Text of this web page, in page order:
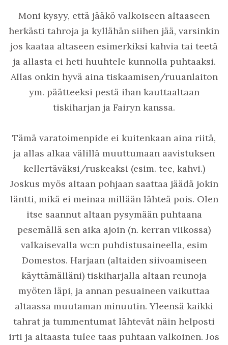
Moni kysyy, että jääkö valkoiseen altaaseen
herkästi tahroja ja kyllähän siihen jää, varsinkin
jos kaataa altaseen esimerkiksi kahvia tai teetä
ja allasta ei heti huuhtele kunnolla puhtaaksi.
Allas onkin hyvä aina tiskaamisen/ruuanlaiton
ym. päätteeksi pestä ihan kauttaaltaan
tiskiharjan ja Fairyn kanssa.
Tämä varatoimenpide ei kuitenkaan aina riitä,
ja allas alkaa välillä muuttumaan aavistuksen
kellertäväksi/ruskeaksi (esim. tee, kahvi.)
Joskus myös altaan pohjaan saattaa jäädä jokin
läntti, mikä ei meinaa millään lähteä pois. Olen
itse saannut altaan pysymään puhtaana
pesemällä sen aika ajoin (n. kerran viikossa)
valkaisevalla wc:n puhdistusaineella, esim
Domestos. Harjaan (altaiden siivoamiseen
käyttämälläni) tiskiharjalla altaan reunoja
myöten läpi, ja annan pesuaineen vaikuttaa
altaassa muutaman minuutin. Yleensä kaikki
tahrat ja tummentumat lähtevät näin helposti
irti ja altaasta tulee taas puhtaan valkoinen. Jos